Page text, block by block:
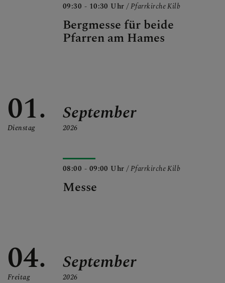
09:30 - 10:30 Uhr/ Pfarrkirche Kilb
Bergmesse für beide
Pfarren am Hames
01.
Dienstag
September
2026
08:00 - 09:00 Uhr/ Pfarrkirche Kilb
Messe
04.
Freitag
September
2026